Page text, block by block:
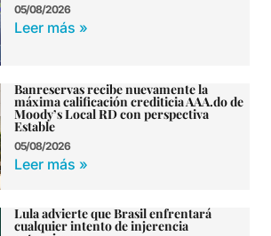
05/08/2026
Leer más »
Banreservas recibe nuevamente la
máxima calificación crediticia AAA.do de
Moody’s Local RD con perspectiva
Estable
05/08/2026
Leer más »
Lula advierte que Brasil enfrentará
cualquier intento de injerencia